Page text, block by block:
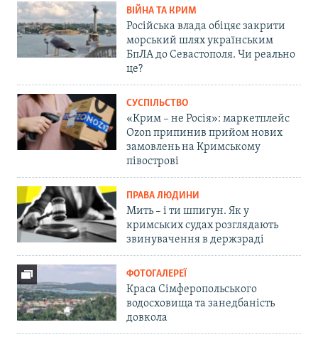
ВІЙНА ТА КРИМ
Російська влада обіцяє закрити
морський шлях українським
БпЛА до Севастополя. Чи реально
це?
СУСПІЛЬСТВО
«Крим – не Росія»: маркетплейс
Ozon припинив прийом нових
замовлень на Кримському
півострові
ПРАВА ЛЮДИНИ
Мить – і ти шпигун. Як у
кримських судах розглядають
звинувачення в держзраді
ФОТОГАЛЕРЕЇ
Краса Сімферопольського
водосховища та занедбаність
довкола